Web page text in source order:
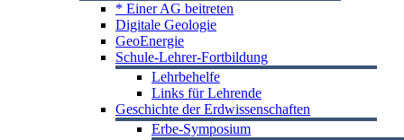
* Einer AG beitreten
Digitale Geologie
GeoEnergie
Schule-Lehrer-Fortbildung
Lehrbehelfe
Links für Lehrende
Geschichte der Erdwissenschaften
Erbe-Symposium